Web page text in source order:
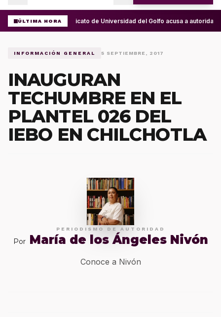
ÚLTIMA HORA Sindicato de Universidad del Golfo acusa a
INFORMACIÓN GENERAL 5 SEPTIEMBRE, 2017
INAUGURAN
TECHUMBRE EN EL
PLANTEL 026 DEL
IEBO EN CHILCHOTLA
PERIODISMO DE AUTORIDAD
Por María de los Ángeles Nivón
Conoce a Nivón